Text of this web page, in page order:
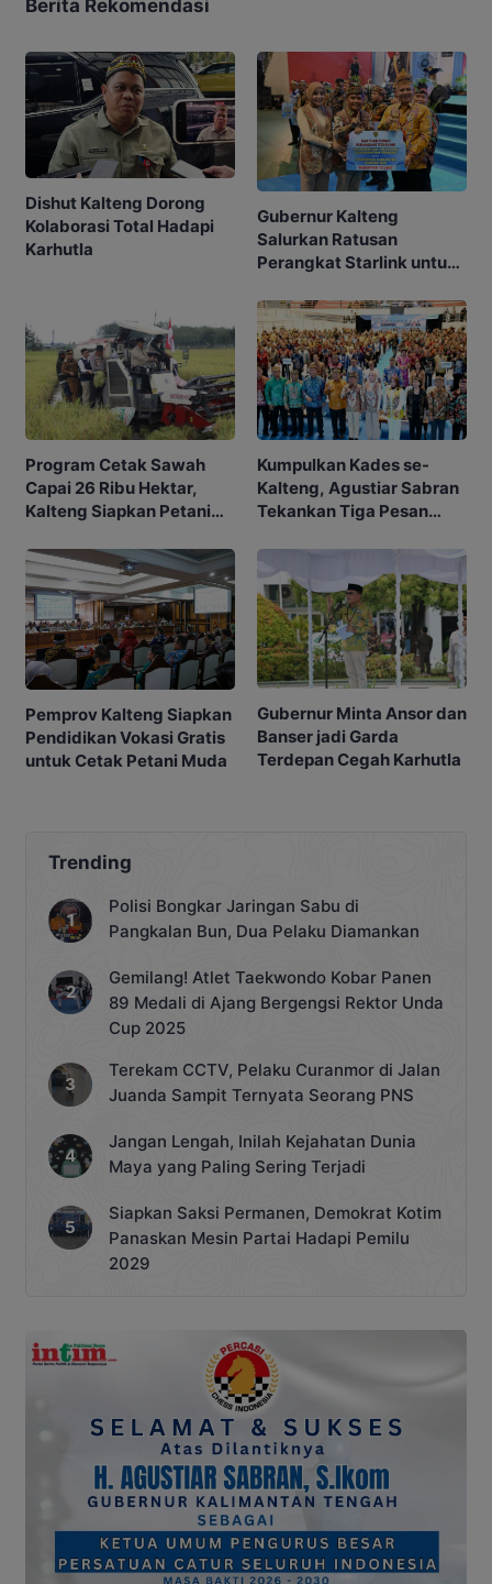
Berita Rekomendasi
Dishut Kalteng Dorong
Kolaborasi Total Hadapi
Karhutla
Gubernur Kalteng
Salurkan Ratusan
Perangkat Starlink untuk
Program Cetak Sawah
Capai 26 Ribu Hektar,
Kalteng Siapkan Petani
Kumpulkan Kades se-
Kalteng, Agustiar Sabran
Tekankan Tiga Pesan
Pemprov Kalteng Siapkan
Pendidikan Vokasi Gratis
untuk Cetak Petani Muda
Gubernur Minta Ansor dan
Banser jadi Garda
Terdepan Cegah Karhutla
Trending
Polisi Bongkar Jaringan Sabu di
Pangkalan Bun, Dua Pelaku Diamankan
Gemilang! Atlet Taekwondo Kobar Panen
89 Medali di Ajang Bergengsi Rektor Unda
Cup 2025
Terekam CCTV, Pelaku Curanmor di Jalan
Juanda Sampit Ternyata Seorang PNS
Jangan Lengah, Inilah Kejahatan Dunia
Maya yang Paling Sering Terjadi
Siapkan Saksi Permanen, Demokrat Kotim
Panaskan Mesin Partai Hadapi Pemilu
2029